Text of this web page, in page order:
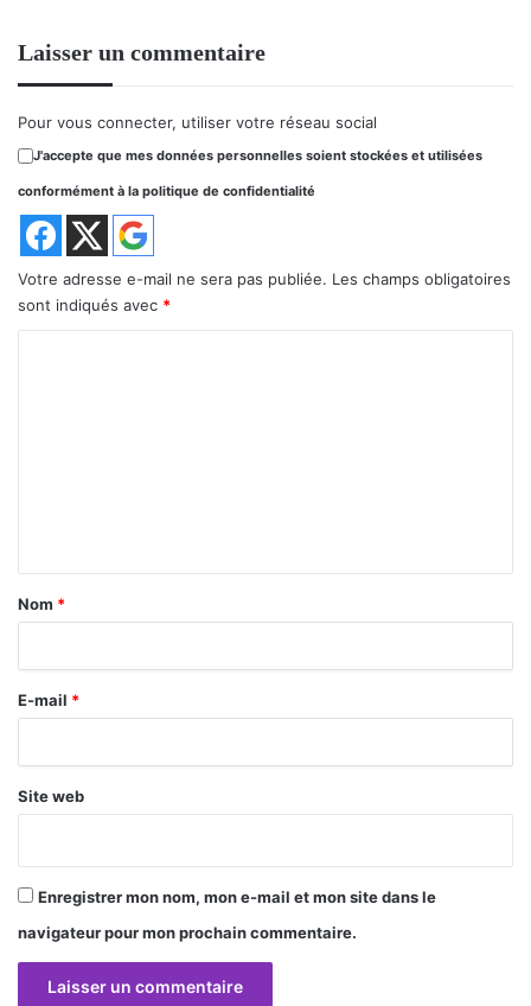
Laisser un commentaire
Pour vous connecter, utiliser votre réseau social
J'accepte que mes données personnelles soient stockées et utilisées
conformément à la politique de confidentialité
Votre adresse e-mail ne sera pas publiée. Les champs obligatoires
sont indiqués avec *
a
r
e
Nom *
E-mail *
Site web
Enregistrer mon nom, mon e-mail et mon site dans le
navigateur pour mon prochain commentaire.